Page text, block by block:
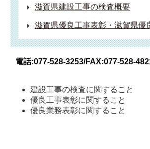
滋賀県建設工事の検査概要
滋賀県優良工事表彰・滋賀県優
電話:077-528-3253/FAX:077-528-
建設工事の検査に関すること
優良工事表彰に関すること
優良業務表彰に関すること